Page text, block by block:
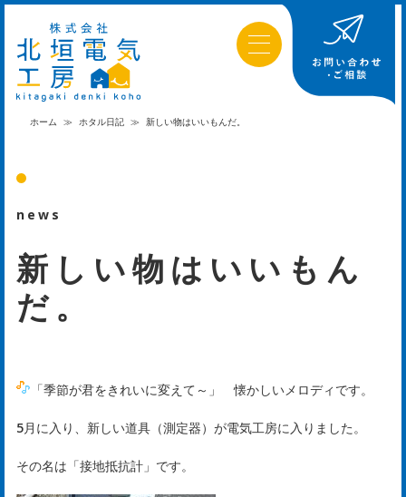
ホーム ≫ ホタル日記 ≫ 新しい物はいいもんだ。
news
新しい物はいいもん
だ。
「季節が君をきれいに変えて～」 懐かしいメロディです。
5月に入り、新しい道具（測定器）が電気工房に入りました。
その名は「接地抵抗計」です。